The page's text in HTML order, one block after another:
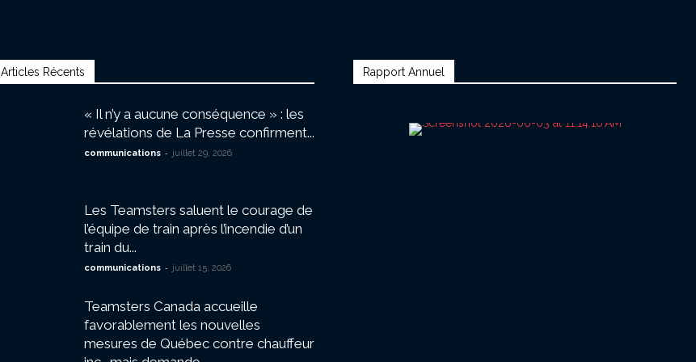
Articles Récents
« Il n’y a aucune conséquence » : les
révélations de La Presse confirment...
communications - juillet 29, 2026
Les Teamsters saluent le courage de
l’équipe de train après l’incendie d’un
train du...
communications - juillet 15, 2026
Teamsters Canada accueille
favorablement les nouvelles
mesures de Québec contre chauffeur
Rapport Annuel